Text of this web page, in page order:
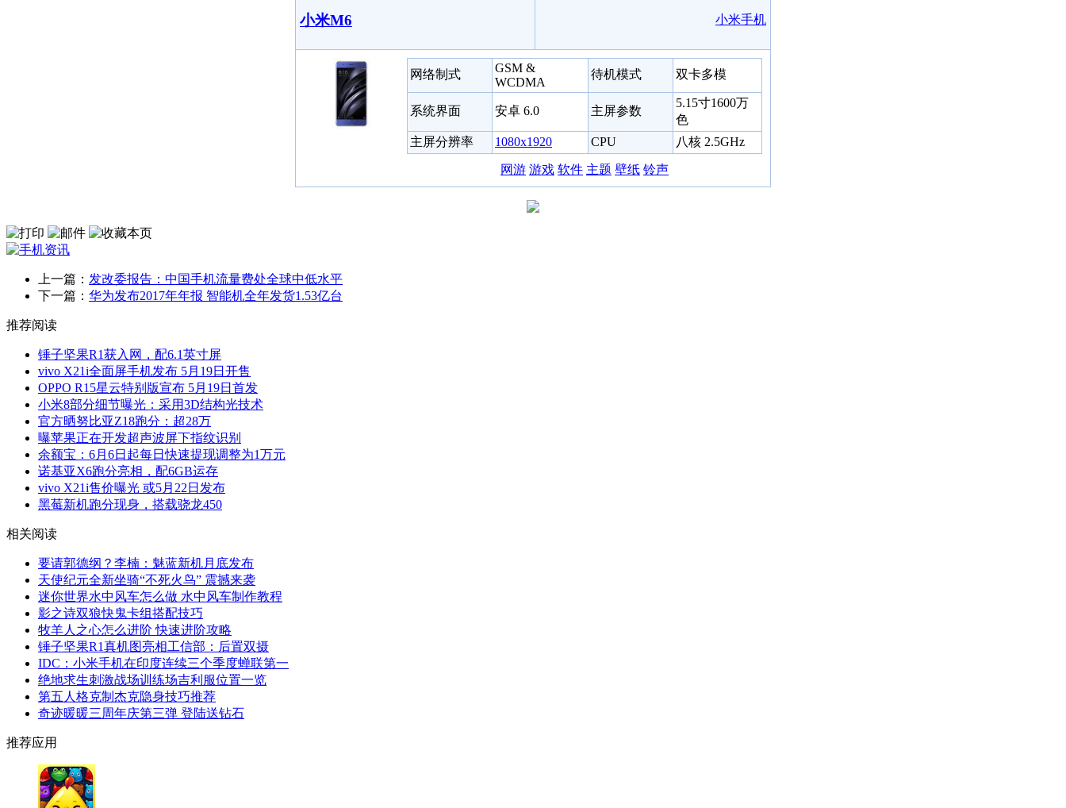
小米M6 小米手机
网络制式
GSM &
WCDMA
待机模式 双卡多模
系统界面 安卓 6.0 主屏参数
5.15寸1600万
色
主屏分辨率
1080x1920 CPU 八核 2.5GHz
网游 游戏 软件 主题 壁纸 铃声
上一篇： 发改委报告：中国手机流量费处全球中低水平
下一篇： 华为发布2017年年报 智能机全年发货1.53亿台
推荐阅读
锤子坚果R1获入网，配6.1英寸屏
vivo X21i全面屏手机发布 5月19日开售
OPPO R15星云特别版宣布 5月19日首发
小米8部分细节曝光：采用3D结构光技术
官方晒努比亚Z18跑分：超28万
曝苹果正在开发超声波屏下指纹识别
余额宝：6月6日起每日快速提现调整为1万元
诺基亚X6跑分亮相，配6GB运存
vivo X21i售价曝光 或5月22日发布
黑莓新机跑分现身，搭载骁龙450
相关阅读
要请郭德纲？李楠：魅蓝新机月底发布
天使纪元全新坐骑“不死火鸟” 震撼来袭
迷你世界水中风车怎么做 水中风车制作教程
影之诗双狼快鬼卡组搭配技巧
牧羊人之心怎么进阶 快速进阶攻略
锤子坚果R1真机图亮相工信部：后置双摄
IDC：小米手机在印度连续三个季度蝉联第一
绝地求生刺激战场训练场吉利服位置一览
第五人格克制杰克隐身技巧推荐
奇迹暖暖三周年庆第三弹 登陆送钻石
推荐应用